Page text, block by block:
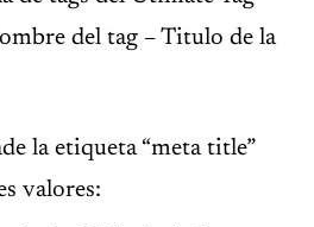
del tag – Titulo de la
la etiqueta “meta title”
valores: